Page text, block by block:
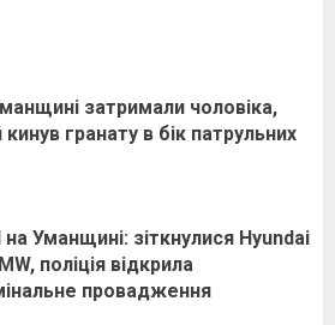
затримали чоловіка,
кинув гранату в бік патрульних
Уманщині: зіткнулися Hyundai
поліція відкрила
провадження